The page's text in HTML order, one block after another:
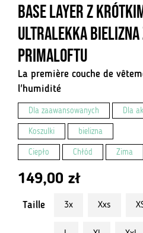
Base Layer z
ultralekka bielizna
Primaloftu
La première couche de
l'humidité
Dla zaawansowanych Dla
Koszulki bielizna
Ciepło Chłód Zima
149,00 zł
Taille 3x Xxs